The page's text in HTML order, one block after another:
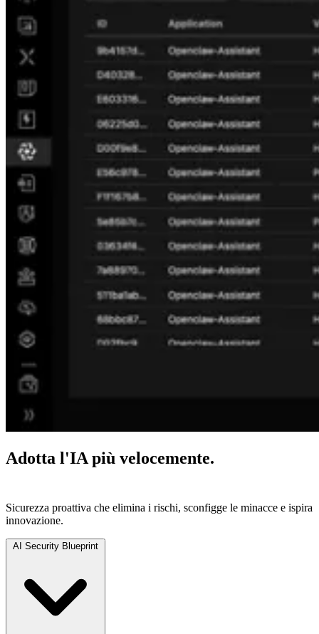
Adotta l'IA più velocemente.
Sicurezza proattiva che elimina i rischi, sconfigge le minacce e ispira
innovazione.
AI Security Blueprint